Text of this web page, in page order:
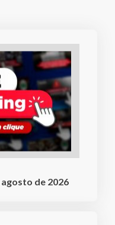
agosto de 2026